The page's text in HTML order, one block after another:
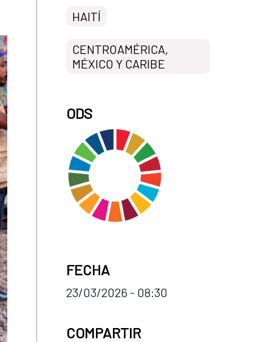
HAITÍ
CENTROAMÉRICA,
MÉXICO Y CARIBE
ODS
FECHA
23/03/2026 - 08:30
COMPARTIR